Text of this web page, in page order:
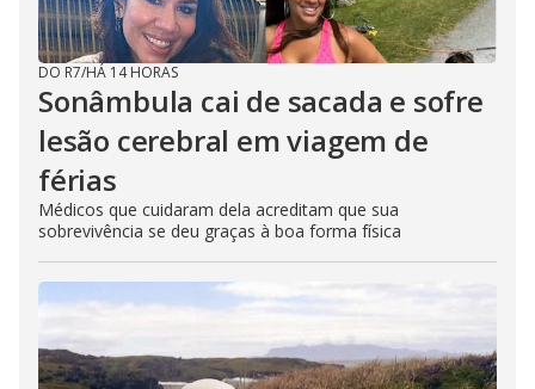
DO R7/HÁ 14 HORAS
Sonâmbula cai de sacada e sofre
lesão cerebral em viagem de
férias
Médicos que cuidaram dela acreditam que sua
sobrevivência se deu graças à boa forma física